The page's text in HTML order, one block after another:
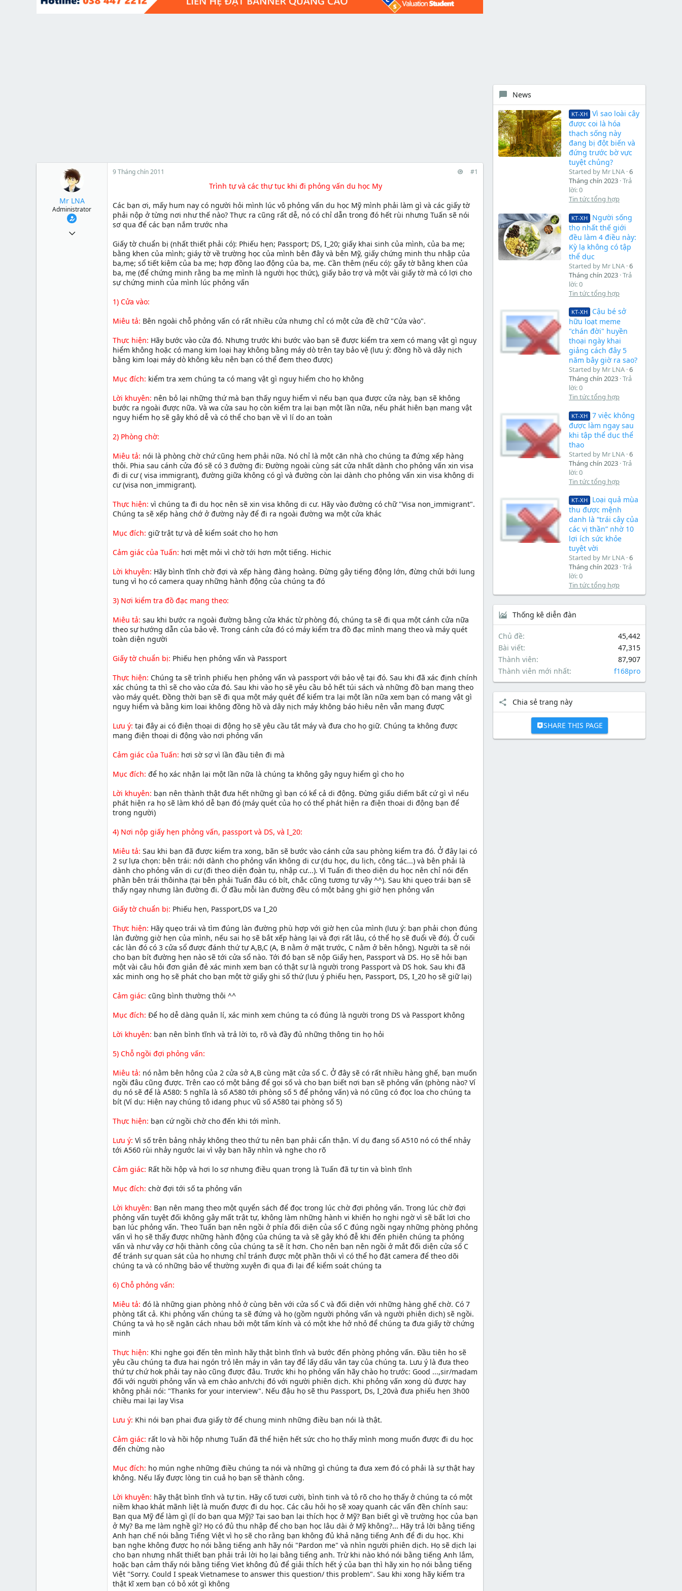
t
Mr LNA
Administrator
9 Tháng chín 2011 #1
Trình tự và các thự tục khi đi phỏng vấn du học My
Các bạn ơi, mấy hum nay có người hỏi mình lúc vô phỏng vấn du học Mỹ mình phải làm gì và các giấy tờ
phải nộp ở từng nơi như thế nào? Thực ra cũng rất dễ, nó có chỉ dẫn trong đó hết rùi nhưng Tuấn sẽ nói
sơ qua để các bạn nắm trước nha
Giấy tờ chuẩn bị (nhất thiết phải có): Phiếu hẹn; Passport; DS, I_20; giấy khai sinh của mình, của ba mẹ;
bằng khen của mình; giáy tờ về trường học của mình bên đây và bên Mỹ, giấy chứng minh thu nhập của
ba,mẹ; sổ tiết kiệm của ba mẹ; hợp đồng lao động của ba, mẹ. Cần thêm (nếu có): gấy tờ bằng khen của
ba, mẹ (để chứng minh rằng ba mẹ mình là người học thức), giấy bảo trợ và một vài giấy tờ mà có lợi cho
sự chứng minh của mình lúc phỏng vấn
1) Cửa vào:
Miêu tả: Bên ngoài chỗ phỏng vấn có rất nhiều cửa nhưng chỉ có một cửa đề chữ "Cửa vào".
Thực hiện: Hãy bước vào cửa đó. Nhưng trước khi bước vào bạn sẽ được kiểm tra xem có mang vật gì nguy
hiểm không hoặc có mang kim loại hay không bằng máy dò trên tay bảo vệ (lưu ý: đồng hồ và dây nịch
bằng kim loại máy dò không kêu nên bạn có thể đem theo được)
Mục đích: kiểm tra xem chúng ta có mang vật gì nguy hiểm cho họ không
Lời khuyên: nên bỏ lại những thứ mà bạn thấy nguy hiểm vì nếu bạn qua được cửa này, bạn sẽ không
bước ra ngoài được nữa. Và wa cửa sau họ còn kiểm tra lại bạn một lần nữa, nếu phát hiên bạn mang vật
nguy hiểm họ sẽ gây khó dễ và có thể cho bạn về vì lí do an toàn
2) Phòng chờ:
Miêu tả: nói là phòng chờ chứ cũng hem phải nữa. Nó chỉ là một căn nhà cho chúng ta đứng xếp hàng
thôi. Phia sau cánh cửa đó sẽ có 3 đường đi: Đường ngoài cùng sát cửa nhất dành cho phỏng vấn xin visa
đi di cư ( visa immigrant), đường giữa không có gì và đường còn lại dành cho phỏng vấn xin visa không di
cư (visa non_immigrant).
Thực hiện: vì chúng ta đi du học nên sẽ xin visa không di cư. Hãy vào đường có chữ "Visa non_immigrant".
Chúng ta sẽ xếp hàng chớ ở đường này để đi ra ngoài đường wa một cửa khác
Mục đích: giữ trật tự và dễ kiểm soát cho họ hơn
Cảm giác của Tuấn: hơi mệt mỏi vì chờ tới hơn một tiếng. Hichic
Lời khuyên: Hãy bình tĩnh chờ đợi và xếp hàng đàng hoàng. Đừng gây tiếng động lớn, đừng chửi bới lung
tung vì họ có camera quay những hành động của chúng ta đó
3) Nơi kiểm tra đồ đạc mang theo:
Miêu tả: sau khi bước ra ngoài đường bằng cửa khác từ phòng đó, chúng ta sẽ đi qua một cánh cửa nữa
theo sự hướng dẫn của bảo vệ. Trong cánh cửa đó có máy kiểm tra đồ đạc mình mang theo và máy quét
toàn diện người
Giấy tờ chuẩn bị: Phiếu hẹn phỏng vấn và Passport
Thực hiện: Chúng ta sẽ trình phiếu hẹn phỏng vấn và passport với bảo vệ tại đó. Sau khi đã xác định chính
xác chúng ta thì sẽ cho vào cửa đó. Sau khi vào họ sẽ yêu cầu bỏ hết túi sách và những đồ bạn mang theo
vào máy quét. Đồng thời bạn sẽ đi qua một máy quét để kiểm tra lại một lần nữa xem bạn có mang vật gì
nguy hiểm và bằng kim loai không đồng hồ và dây nịch máy không báo hiêu nên vẫn mang đượC
Lưu ý: tại đây ai có điện thoại di động họ sẽ yêu cầu tắt máy và đưa cho họ giữ. Chúng ta không được
mang điện thoại di động vào nơi phỏng vấn
Cảm giác của Tuấn: hơi sờ sợ vì lần đầu tiên đi mà
Mục đích: để họ xác nhận lại một lần nữa là chúng ta không gây nguy hiểm gì cho họ
Lời khuyên: bạn nên thành thật đưa hết những gì bạn có kể cả di động. Đừng giấu diếm bất cứ gì vì nếu
phát hiện ra họ sẽ làm khó dễ bạn đó (máy quét của họ có thể phát hiện ra điện thoai di động bạn để
trong người)
4) Nơi nộp giấy hẹn phỏng vấn, passport và DS, và I_20:
Miêu tả: Sau khi bạn đã được kiểm tra xong, bãn sẽ bước vào cánh cửa sau phòng kiểm tra đó. Ở đây lại có
2 sự lựa chọn: bên trái: nới dành cho phỏng vấn không di cư (du học, du lịch, công tác...) và bên phải là
dành cho phỏng vấn di cư (đi theo diện đoàn tụ, nhập cư...). Vì Tuấn đi theo diện du học nên chỉ nói đến
phần bên trái thôinha (tại bên phải Tuấn đâu có bít, chắc cũng tương tự vậy ^^). Sau khi quẹo trái bạn sẽ
thấy ngay nhưng làn đường đi. Ở đầu mỗi làn đường đều có một bảng ghi giờ hẹn phỏng vấn
Giấy tờ chuẩn bị: Phiếu hẹn, Passport,DS va I_20
Thực hiện: Hãy quẹo trái và tìm đúng làn đường phù hợp với giờ hẹn của mình (lưu ý: bạn phải chọn đúng
làn đường giờ hẹn của mình, nếu sai họ sẽ bắt xếp hàng lại và đợi rất lâu, có thể họ sẽ đuổi về đó). Ở cuối
các làn đó có 3 cửa sổ được đánh thứ tự A,B,C (A, B nằm ở mặt trước, C nằm ở bên hông). Người ta sẽ nói
cho bạn bít đường hẹn nào sẽ tới cửa sổ nào. Tới đó bạn sẽ nộp Giấy hẹn, Passport và DS. Họ sẽ hỏi bạn
một vài câu hỏi đơn giản đẻ xác minh xem bạn có thật sự là người trong Passport và DS hok. Sau khi đã
xác minh ong họ sẽ phát cho bạn một tờ giấy ghi số thứ (lưu ý phiếu hẹn, Passport, DS, I_20 họ sẽ giữ lại)
Cảm giác: cũng bình thường thôi ^^
Mục đích: Để họ dễ dàng quản lí, xác minh xem chúng ta có đúng là người trong DS và Passport không
Lời khuyên: bạn nên bình tĩnh và trả lời to, rõ và đầy đủ những thông tin họ hỏi
5) Chỗ ngồi đợi phỏng vấn:
Miêu tả: nó nằm bên hông của 2 cửa sở A,B cùng mặt cửa sổ C. Ở đây sẽ có rất nhiều hàng ghế, bạn muốn
ngồi đâu cũng được. Trên cao có một bảng để gọi số và cho bạn biết nơi bạn sẽ phỏng vấn (phòng nào? Ví
dụ nó sẽ để là A580: 5 nghĩa là số A580 tới phòng số 5 để phỏng vấn) và nó cũng có đọc loa cho chúng ta
bít (Ví dụ: Hiện nay chúng tô idang phục vũ số A580 tại phòng số 5)
Thực hiện: bạn cứ ngồi chờ cho đến khi tới mình.
Lưu ý: Vì số trên bảng nhảy không theo thứ tu nên bạn phải cẩn thận. Ví dụ đang số A510 nó có thể nhảy
tới A560 rùi nhảy ngước lai vì vậy bạn hãy nhìn và nghe cho rõ
Cảm giác: Rất hồi hộp và hơi lo sợ nhưng điều quan trọng là Tuấn đã tự tin và bình tĩnh
Mục đích: chờ đợi tới số ta phỏng vấn
Lời khuyên: Bạn nên mang theo một quyển sách để đọc trong lúc chờ đợi phỏng vấn. Trong lúc chờ đợi
phỏng vấn tuyệt đối không gây mất trật tự, không làm những hành vi khiến họ nghi ngờ vì sẽ bất lơi cho
bạn lúc phỏng vấn. Theo Tuấn bạn nên ngồi ở phía đối diện của sổ C đúng ngồi ngay những phòng phỏng
vấn vì họ sẽ thấy được những hành động của chúng ta và sẽ gây khó đễ khi đến phiên chúng ta phỏng
vấn và như vậy cơ hội thành công của chúng ta sẽ ít hơn. Cho nên bạn nên ngồi ở mắt đối diện cửa sổ C
để tránh sự quan sát của họ nhưng chỉ tránh được một phần thôi vì có thể họ đặt camera để theo dõi
chúng ta và có những bảo vể thường xuyên đi qua đi lại để kiểm soát chúng ta
6) Chỗ phỏng vấn:
Miêu tả: đó là những gian phòng nhỏ ở cùng bên với cửa sổ C và đối diện với những hàng ghế chờ. Có 7
phòng tất cả. Khi phỏng vấn chúng ta sẽ đứng và họ (gồm người phỏng vấn và người phiên dịch) sẽ ngồi.
Chúng ta và họ sẽ ngăn cách nhau bởi một tấm kính và có một khe hở nhỏ để chúng ta đưa giấy tờ chứng
minh
Thực hiện: Khi nghe gọi đến tên mình hãy thật bình tĩnh và bước đến phòng phỏng vấn. Đầu tiên ho sẽ
yêu cầu chúng ta đưa hai ngón trỏ lên máy in vân tay để lấy dấu vân tay của chúng ta. Lưu ý là đưa theo
thứ tự chứ hok phải tay nào cũng được đâu. Trước khi họ phỏng vấn hãy chào họ trước: Good ...,sir/madam
đối với người phỏng vấn và em chào anh/chị đó với người phiên dịch. Khi phỏng vấn xong dù được hay
không phải nói: "Thanks for your interview". Nếu đậu họ sẽ thu Passport, Ds, I_20và đưa phiếu hẹn 3h00
chiều mai lại lay Visa
Lưu ý: Khi nói bạn phai đưa giấy tờ để chung minh những điều bạn nói là thật.
Cảm giác: rất lo và hồi hộp nhưng Tuấn đã thể hiện hết sức cho họ thấy mình mong muốn được đi du học
đến chừng nào
Mục đích: họ mún nghe những điều chúng ta nói và những gì chúng ta đưa xem đó có phải là sự thật hay
không. Nếu lấy được lòng tin cuả họ bạn sẽ thành công.
Lời khuyên: hãy thật bình tĩnh và tự tin. Hãy cố tươi cười, bình tinh và tỏ rõ cho họ thấy ở chúng ta có một
niềm khao khát mãnh liệt là muốn được đi du học. Các câu hỏi họ sẽ xoay quanh các vấn đền chính sau:
Bạn qua Mỹ để làm gì (lí do bạn qua Mỹ)? Tại sao bạn lại thích học ở Mỹ? Bạn biết gì về trường học của bạn
ở My? Ba mẹ làm nghề gì? Họ có đủ thu nhập để cho bạn học lâu dài ở Mỹ không?... Hãy trả lời bằng tiếng
Anh hạn chế nói bằng Tiếng Việt vì họ sẽ cho rằng bạn không đủ khả nặng tiếng Anh để đi du học. Khi
bạn nghe không được họ nói bằng tiếng anh hãy nói "Pardon me" và nhìn người phiên dịch. Họ sẽ dịch lại
cho bạn nhưng nhất thiết bạn phải trải lời họ lại bằng tiếng anh. Trừ khi nào khó nói bằng tiếng Anh lắm,
hoặc bạn cảm thấy nói bằng tiếng Viet không đủ để giải thích hết ý của bạn thì hãy xin họ nói bằng tiếng
Việt "Sorry. Could I speak Vietnamese to answer this question/ this problem". Sau khi xong hãy kiểm tra
thật kĩ xem bạn có bỏ xót gì không
News
KT-XH
Vì sao loài cây
được coi là hóa
thạch sống này
đang bị đột biến và
đứng trước bờ vực
tuyệt chủng?
Started by Mr LNA 6
Tháng chín 2023 Trả
lời: 0
Tin tức tổng hợp
KT-XH
Người sống
thọ nhất thế giới
đều làm 4 điều này:
Kỳ lạ không có tập
thể dục
Started by Mr LNA 6
Tháng chín 2023 Trả
lời: 0
Tin tức tổng hợp
KT-XH
Cậu bé sở
hữu loạt meme
"chán đời" huyền
thoại ngày khai
giảng cách đây 5
năm bây giờ ra sao?
Started by Mr LNA 6
Tháng chín 2023 Trả
lời: 0
Tin tức tổng hợp
KT-XH
7 việc không
được làm ngay sau
khi tập thể dục thể
thao
Started by Mr LNA 6
Tháng chín 2023 Trả
lời: 0
Tin tức tổng hợp
KT-XH
Loại quả mùa
thu được mệnh
danh là “trái cây của
các vị thần” nhờ 10
lợi ích sức khỏe
tuyệt vời
Started by Mr LNA 6
Tháng chín 2023 Trả
lời: 0
Tin tức tổng hợp
Thống kê diễn đàn
Chủ đề
45,442
Bài viết
47,315
Thành viên
87,907
Thành viên mới nhất
f168pro
Chia sẻ trang này
SHARE THIS PAGE